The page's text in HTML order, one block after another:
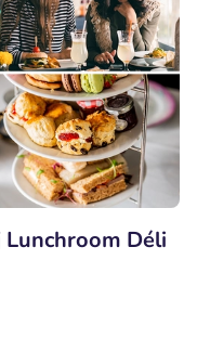
Déli